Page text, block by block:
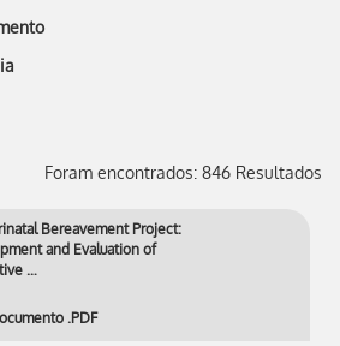
Foram encontrados: 846 Resultados
Bereavement Project:
and Evaluation of
…
.PDF